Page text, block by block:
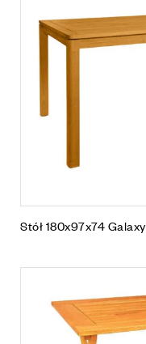
Stół 180x97x74 Galaxy